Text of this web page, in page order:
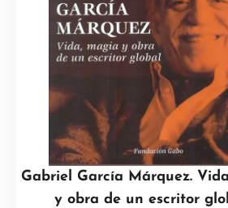
Gabriel García Márquez.
y obra de un escritor